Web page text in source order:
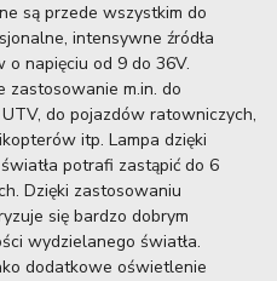
są przede wszystkim do
intensywne źródła
o napięciu od 9 do 36V.
zastosowanie m.in. do
do pojazdów ratowniczych,
itp. Lampa dzięki
potrafi zastąpić do 6
Dzięki zastosowaniu
się bardzo dobrym
wydzielanego światła.
dodatkowe oświetlenie